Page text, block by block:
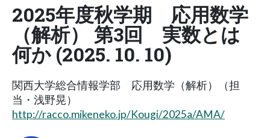
2025年度秋学期 応用数学
（解析） 第3回 実数とは
何か (2025. 10. 10)
関西大学総合情報学部 応用数学（解析）（担
当・浅野晃）
http://racco.mikeneko.jp/Kougi/2025a/AMA/